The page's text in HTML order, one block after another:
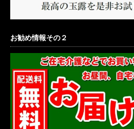
お勧め情報その２